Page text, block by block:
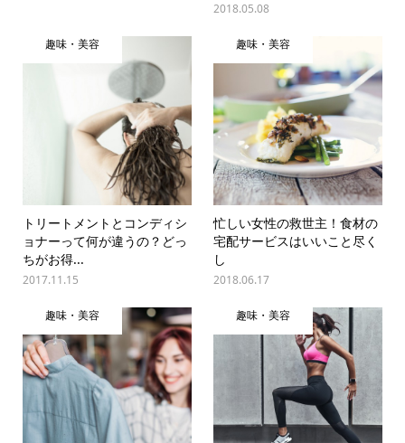
2018.05.08
趣味・美容
トリートメントとコンディシ
ョナーって何が違うの？どっ
ちがお得...
2017.11.15
趣味・美容
忙しい女性の救世主！食材の
宅配サービスはいいこと尽く
し
2018.06.17
趣味・美容 趣味・美容